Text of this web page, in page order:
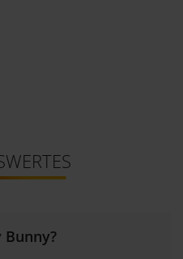
Bunny?